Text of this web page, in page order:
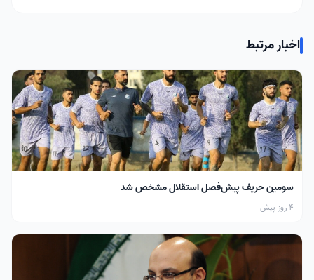
اخبار مرتبط
سومین حریف پیش‌فصل استقلال مشخص شد
4 روز پیش